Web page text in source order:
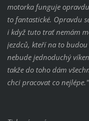
motorka funguje
to fantastické. Opravdu
i když tuto trať nemám
jezdců, kteří na to
nebude jednoduchý
takže do toho dám
chci pracovat co nejlépe."